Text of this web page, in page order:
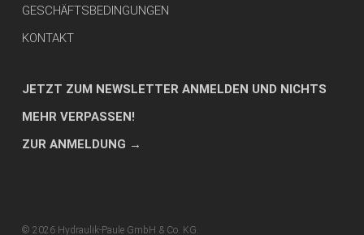
GESCHÄFTSBEDINGUNGEN
KONTAKT
JETZT ZUM NEWSLETTER ANMELDEN UND NICHTS
MEHR VERPASSEN!
ZUR ANMELDUNG →
© 2026 Hydraulik-Paule GmbH & Co. KG.